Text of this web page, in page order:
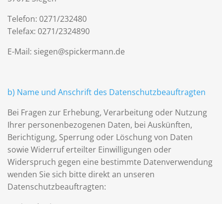
Telefon: 0271/232480
Telefax: 0271/2324890
E-Mail: siegen@spickermann.de
b) Name und Anschrift des Datenschutzbeauftragten
Bei Fragen zur Erhebung, Verarbeitung oder Nutzung
Ihrer personenbezogenen Daten, bei Auskünften,
Berichtigung, Sperrung oder Löschung von Daten
sowie Widerruf erteilter Einwilligungen oder
Widerspruch gegen eine bestimmte Datenverwendung
wenden Sie sich bitte direkt an unseren
Datenschutzbeauftragten: